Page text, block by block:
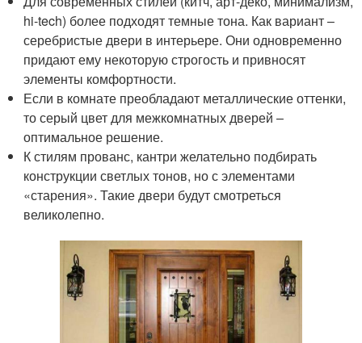
hi-tech) более подходят темные тона. Как вариант –
серебристые двери в интерьере. Они одновременно
придают ему некоторую строгость и привносят
элементы комфортности.
Если в комнате преобладают металлические оттенки,
то серый цвет для межкомнатных дверей –
оптимальное решение.
К стилям прованс, кантри желательно подбирать
конструкции светлых тонов, но с элементами
«старения». Такие двери будут смотреться
великолепно.